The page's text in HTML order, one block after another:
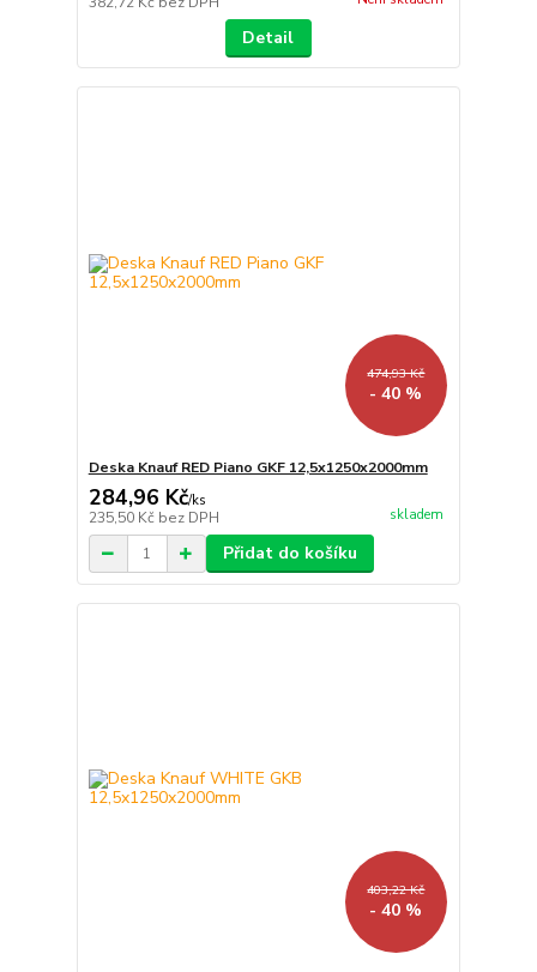
Detail
474,93 Kč
- 40 %
Deska Knauf RED Piano GKF 12,5x1250x2000mm
284,96 Kč/ks
235,50 Kč bez DPH skladem
Přidat do košíku
403,22 Kč
- 40 %